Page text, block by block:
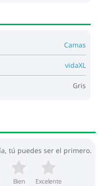
y puede provocar
potencial de
Camas
vidaXL
Gris
tú puedes ser el primero.
Bien Excelente